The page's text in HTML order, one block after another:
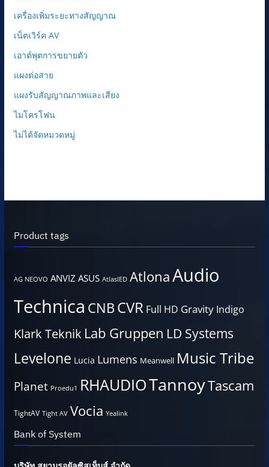
เครื่องเพิ่มระยะทางสัญญาณ
เน็ตเวิร์ค AV
เอาต์พุตการขยายตัว
แผงต่อสาย
แผงรับสัญญาณภาพและเสียง
ไมโครโฟน
ไม่ได้จัดหมวดหมู่
Product tags
AG NEOVO ANVIZ ASUS AtlasIED AtlonaAudio
Technica CNBCVR Full HD Gravity Indigo
Klark Teknik Lab Gruppen LD Systems
Levelone Lucia Lumens Meanwell Music Tribe
Planet Proedu1 RHAUDIOTannoyTascam
TightAV Tight AV Vocia Yealink
Bank of System